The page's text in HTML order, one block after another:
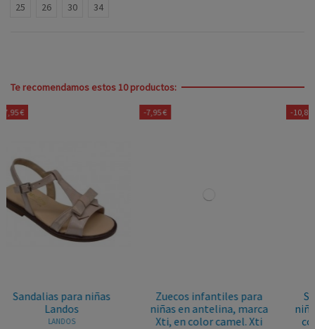
25
26 30 34
Te recomendamos estos 10 productos:
Zuecos infantiles para
niñas en antelina, marca
Xti, en color camel. Xti
Sandalias de piel para
niñas, marca Pablosky, en
color blanco. Pablosky